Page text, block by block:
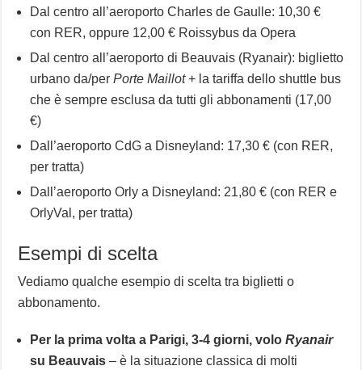
Dal centro all’aeroporto Charles de Gaulle: 10,30 €
con RER, oppure 12,00 € Roissybus da Opera
Dal centro all’aeroporto di Beauvais (Ryanair): biglietto
urbano da/perPorte Maillot+ la tariffa dello shuttle bus
che è sempre esclusa da tutti gli abbonamenti (17,00
€)
Dall’aeroporto CdG a Disneyland: 17,30 € (con RER,
per tratta)
Dall’aeroporto Orly a Disneyland: 21,80 € (con RER e
OrlyVal, per tratta)
Esempi di scelta
Vediamo qualche esempio di scelta tra biglietti o
abbonamento.
Per la prima volta a Parigi, 3-4 giorni, voloRyanair
su Beauvais – è la situazione classica di molti